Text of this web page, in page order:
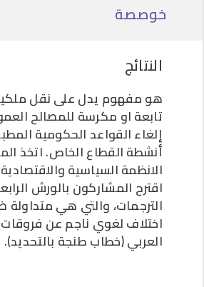
خوصصة
النتائج
هو مفهوم يدل على نقل
تابعة او مكرسة للمصالح
إلغاء القواعد الحكومية
أنشطة القطاع الخاص. اتخذ
الانظمة السياسية
اقترح المشاركون بالورش
الترجمات، والتي هي متداولة
اختلاف لغوي ناجم عن
العربي (خطاب طنجة بالتحديد).